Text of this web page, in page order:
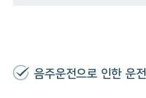
음주운전으로 인한 운